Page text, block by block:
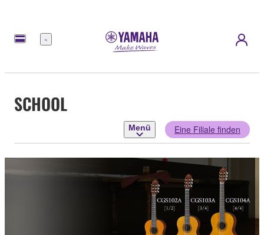
Menü
SCHOOL
Menü Eine Filiale finden